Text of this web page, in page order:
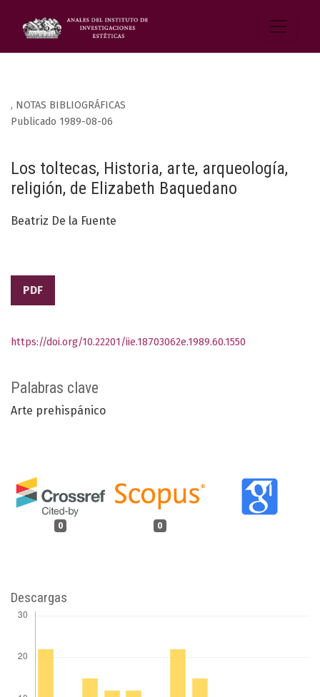
, NOTAS BIBLIOGRÁFICAS
Los toltecas, Historia, arte, arqueología,
religión, de Elizabeth Baquedano
Publicado 1989-08-06
Beatriz De la Fuente
PDF
Palabras clave
Arte prehispánico
0 0
https://doi.org/10.22201/iie.18703062e.1989.60.1550
Descargas